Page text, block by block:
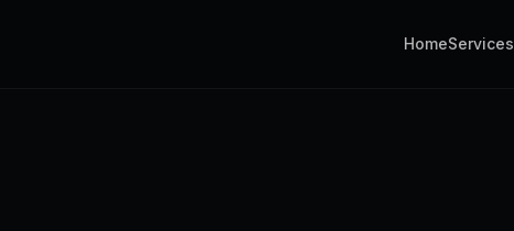
HomeServices